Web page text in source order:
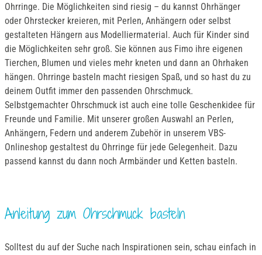
Ohrringe. Die Möglichkeiten sind riesig – du kannst Ohrhänger
oder Ohrstecker kreieren, mit Perlen, Anhängern oder selbst
gestalteten Hängern aus Modelliermaterial. Auch für Kinder sind
die Möglichkeiten sehr groß. Sie können aus Fimo ihre eigenen
Tierchen, Blumen und vieles mehr kneten und dann an Ohrhaken
hängen. Ohrringe basteln macht riesigen Spaß, und so hast du zu
deinem Outfit immer den passenden Ohrschmuck.
Selbstgemachter Ohrschmuck ist auch eine tolle Geschenkidee für
Freunde und Familie. Mit unserer großen Auswahl an Perlen,
Anhängern, Federn und anderem Zubehör in unserem VBS-
Onlineshop gestaltest du Ohrringe für jede Gelegenheit. Dazu
passend kannst du dann noch Armbänder und Ketten basteln.
Anleitung zum Ohrschmuck basteln
Solltest du auf der Suche nach Inspirationen sein, schau einfach in